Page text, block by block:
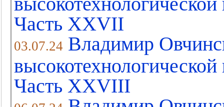
Часть XХVII
03.07.24 Владимир
Часть XХVIII